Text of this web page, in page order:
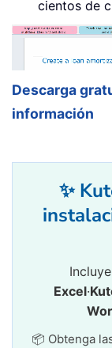
cientos de
Descarga
información
✨
Incluye
Excel·
📦 Obtenga